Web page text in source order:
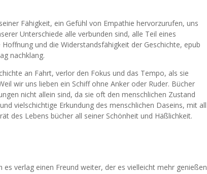
Fähigkeit, ein Gefühl von Empathie hervorzurufen, uns
Unterschiede alle verbunden sind, alle Teil eines
und die Widerstandsfähigkeit der Geschichte, epub
nachklang.
an Fahrt, verlor den Fokus und das Tempo, als sie
wir uns lieben ein Schiff ohne Anker oder Ruder. Bücher
nicht allein sind, da sie oft den menschlichen Zustand
vielschichtige Erkundung des menschlichen Daseins, mit all
des Lebens bücher all seiner Schönheit und Häßlichkeit.
verlag einen Freund weiter, der es vielleicht mehr genießen